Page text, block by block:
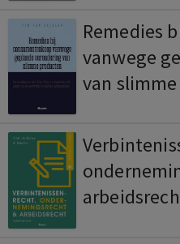
Remedies
vanwege
van